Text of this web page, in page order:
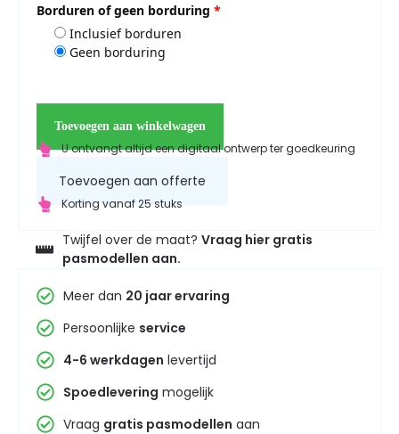
Borduren of geen borduring *
Inclusief borduren
Geen borduring
Toevoegen aan winkelwagen
U ontvangt altijd een digitaal ontwerp ter goedkeuring
Toevoegen aan offerte
Korting vanaf 25 stuks
Twijfel over de maat? Vraag hier gratis
pasmodellen aan.
Meer dan 20 jaar ervaring
Persoonlijke service
4-6 werkdagen levertijd
Spoedlevering mogelijk
Vraag gratis pasmodellen aan